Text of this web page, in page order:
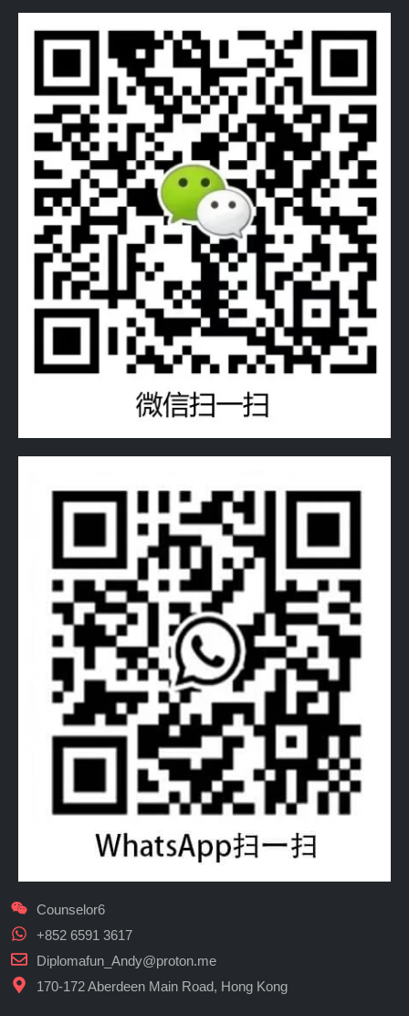
Counselor6
+852 6591 3617
Diplomafun_Andy@proton.me
170-172 Aberdeen Main Road, Hong Kong